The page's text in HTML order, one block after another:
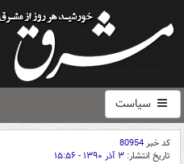
سیاست
کد خبر80954
تاریخ انتشار: ۳ آذر ۱۳۹۰ - ۱۵:۵۶